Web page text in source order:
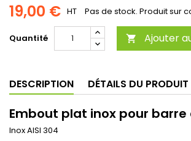
19,00 € HT Pas de stock. Produit sur
Quantité  Ajouter
DESCRIPTION DÉTAILS DU PRODUIT
Embout plat inox pour barre
Inox AISI 304